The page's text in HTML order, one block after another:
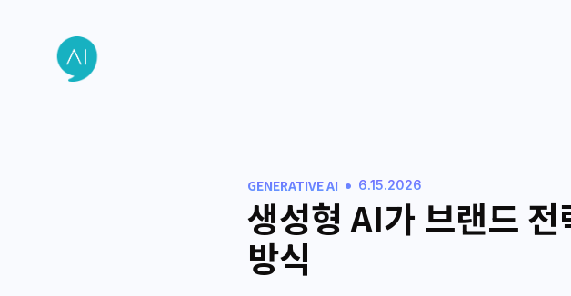
GENERATIVE AI • 6.15.2026
생성형 AI가 브랜드
방식